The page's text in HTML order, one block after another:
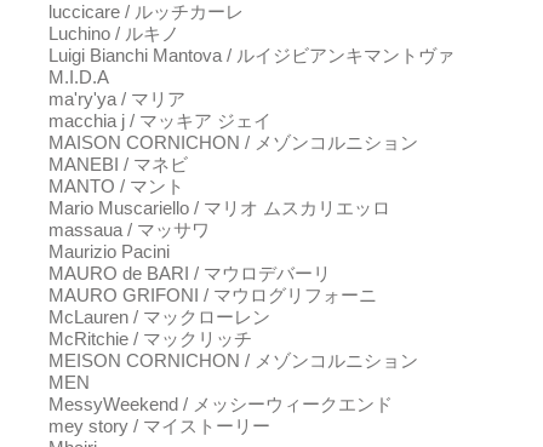
luccicare / ルッチカーレ
Luchino / ルキノ
Luigi Bianchi Mantova / ルイジビアンキマントヴァ
M.I.D.A
ma'ry'ya / マリア
macchia j / マッキア ジェイ
MAISON CORNICHON / メゾンコルニション
MANEBI / マネビ
MANTO / マント
Mario Muscariello / マリオ ムスカリエッロ
massaua / マッサワ
Maurizio Pacini
MAURO de BARI / マウロデバーリ
MAURO GRIFONI / マウログリフォーニ
McLauren / マックローレン
McRitchie / マックリッチ
MEISON CORNICHON / メゾンコルニション
MEN
MessyWeekend / メッシーウィークエンド
mey story / マイストーリー